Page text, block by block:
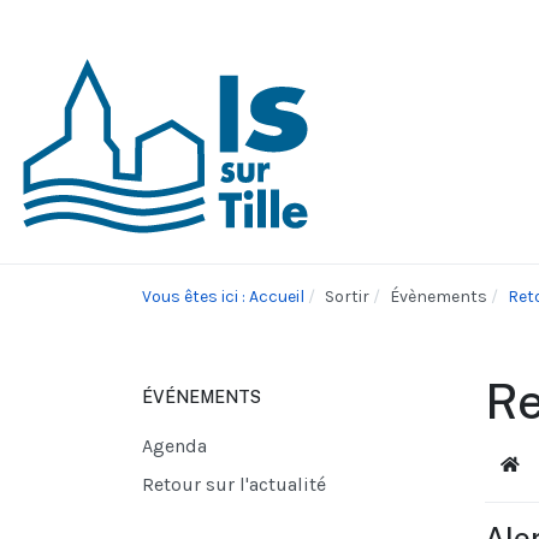
Vous êtes ici : Accueil Sortir Évènements
ÉVÉNEMENTS
Agenda
Retour sur l'actualité